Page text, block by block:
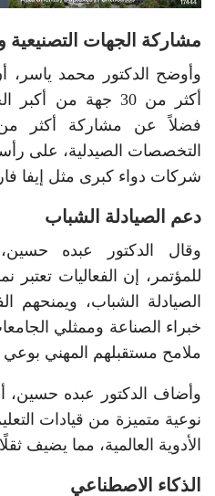
مشاركة الجهات التصنيعية
وأوضح الدكتور محمد ياسر،
أكثر من 30 جهة من
التخصصات الصيدلية، على
شركات دواء كبرى مثل إيفا
دعم الصيادلة الشباب
وقال الدكتور عبده
للمؤتمر، إن الفعاليات تعتبر
الصيادلة الشباب، ويمنحهم
خبراء الصناعة وممثلي
ملامح مستقبلهم المهني بوعي
وأضاف الدكتور عبده حسين،
نوعية متميزة من قيادات
الأدوية العالمية، مما يضيف
الذكاء الاصطناعي